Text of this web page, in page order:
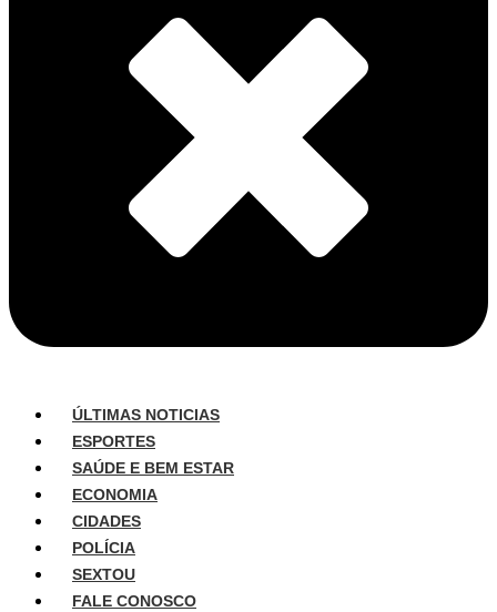
ÚLTIMAS NOTICIAS
ESPORTES
SAÚDE E BEM ESTAR
ECONOMIA
CIDADES
POLÍCIA
SEXTOU
FALE CONOSCO